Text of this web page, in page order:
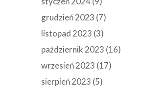
grudzień 2023 (7)
listopad 2023 (3)
październik 2023 (16)
wrzesień 2023 (17)
sierpień 2023 (5)